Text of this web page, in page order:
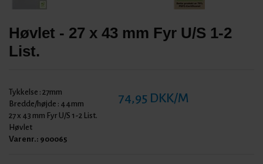
Høvlet - 27 x 43 mm Fyr U/S 1-2
List.
Tykkelse : 27mm
Bredde/højde : 44mm
27 x 43 mm Fyr U/S 1-2 List.
Høvlet
Varenr.: 900065
74,95 DKK/M